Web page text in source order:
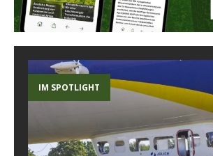
IM SPOTLIGHT